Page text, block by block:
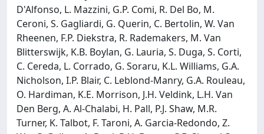
D'Alfonso, L. Mazzini, G.P. Comi, R. Del Bo, M.
Ceroni, S. Gagliardi, G. Querin, C. Bertolin, W. Van
Rheenen, F.P. Diekstra, R. Rademakers, M. Van
Blitterswijk, K.B. Boylan, G. Lauria, S. Duga, S. Corti,
C. Cereda, L. Corrado, G. Soraru, K.L. Williams, G.A.
Nicholson, I.P. Blair, C. Leblond-Manry, G.A. Rouleau,
O. Hardiman, K.E. Morrison, J.H. Veldink, L.H. Van
Den Berg, A. Al-Chalabi, H. Pall, P.J. Shaw, M.R.
Turner, K. Talbot, F. Taroni, A. Garcia-Redondo, Z.